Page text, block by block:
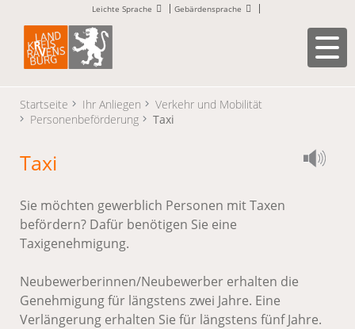
Leichte Sprache Gebärdensprache
Startseite Ihr Anliegen
Verkehr und Mobilität
Personenbeförderung
Taxi
Taxi
Sie möchten gewerblich Personen mit Taxen
befördern? Dafür benötigen Sie eine
Taxigenehmigung.
Neubewerberinnen/Neubewerber erhalten die
Genehmigung für längstens zwei Jahre. Eine
Verlängerung erhalten Sie für längstens fünf Jahre.